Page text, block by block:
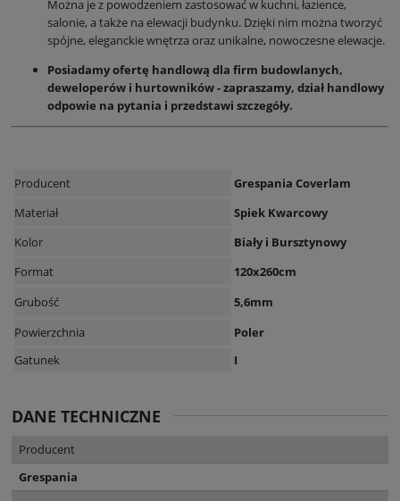
Można je z powodzeniem zastosować w kuchni, łazience,
salonie, a także na elewacji budynku. Dzięki nim można tworzyć
spójne, eleganckie wnętrza oraz unikalne, nowoczesne elewacje.
Posiadamy ofertę handlową dla firm budowlanych,
deweloperów i hurtowników - zapraszamy, dział handlowy
odpowie na pytania i przedstawi szczegóły.
Producent
Grespania Coverlam
Materiał
Spiek Kwarcowy
Kolor
Biały i Bursztynowy
Format
120x260cm
Grubość
5,6mm
Powierzchnia
Poler
Gatunek
I
DANE TECHNICZNE
Producent
Grespania